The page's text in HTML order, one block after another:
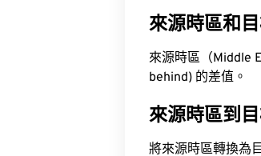
來源時區和
來源時區（Middle
behind) 的差值。
來源時區到
將來源時區轉換為